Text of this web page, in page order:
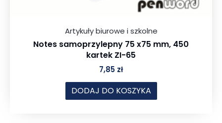
Artykuły biurowe i szkolne
Notes samoprzylepny 75 x75 mm, 450
kartek ZI-65
7,85 zł
DODAJ DO KOSZYKA